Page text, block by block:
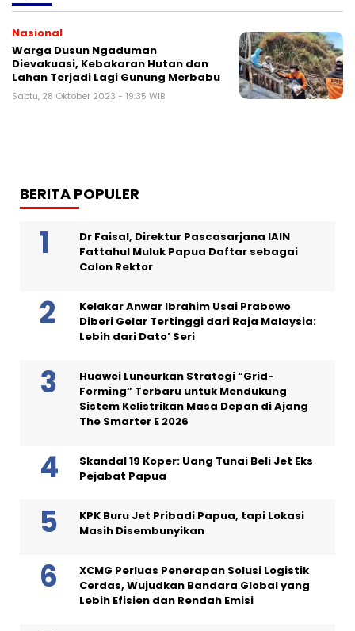
Nasional
Warga Dusun Ngaduman
Dievakuasi, Kebakaran Hutan dan
Lahan Terjadi Lagi Gunung Merbabu
Sabtu, 28 Oktober 2023 - 19:35 WIB
BERITA POPULER
Dr Faisal, Direktur Pascasarjana IAIN
Fattahul Muluk Papua Daftar sebagai
Calon Rektor
Kelakar Anwar Ibrahim Usai Prabowo
Diberi Gelar Tertinggi dari Raja Malaysia:
Lebih dari Dato’ Seri
Huawei Luncurkan Strategi “Grid-
Forming” Terbaru untuk Mendukung
Sistem Kelistrikan Masa Depan di Ajang
The Smarter E 2026
Skandal 19 Koper: Uang Tunai Beli Jet Eks
Pejabat Papua
KPK Buru Jet Pribadi Papua, tapi Lokasi
Masih Disembunyikan
XCMG Perluas Penerapan Solusi Logistik
Cerdas, Wujudkan Bandara Global yang
Lebih Efisien dan Rendah Emisi